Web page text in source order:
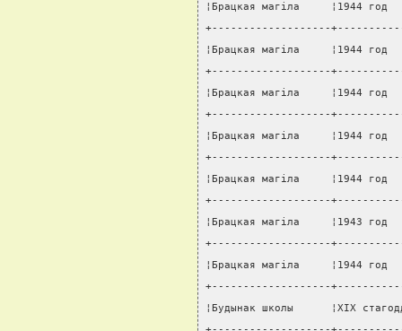
¦Брацкая магiла     ¦1944
+-------------------
¦Брацкая магiла     ¦1944
+-------------------
¦Брацкая магiла     ¦1944
+-------------------
¦Брацкая магiла     ¦1944
+-------------------
¦Брацкая магiла     ¦1944
+-------------------
¦Брацкая магiла     ¦1943
+-------------------
¦Брацкая магiла     ¦1944
+-------------------
¦Будынак школы      ¦XIX